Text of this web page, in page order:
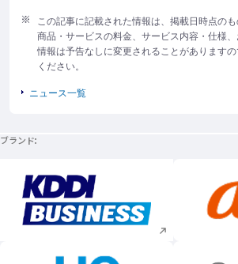
この記事に記載された情報は、掲載日時点のも
商品・サービスの料金、サービス内容・仕様
情報は予告なしに変更されることがあります
ください。
ニュース一覧
ブランド
新規ウィンドウで開く